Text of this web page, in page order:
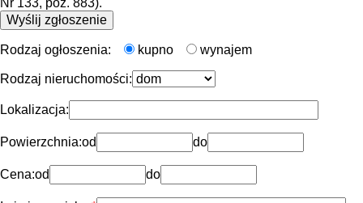
Rodzaj ogłoszenia: kupno wynajem
Rodzaj nieruchomości:
Lokalizacja:
Powierzchnia:od do
Cena:od do